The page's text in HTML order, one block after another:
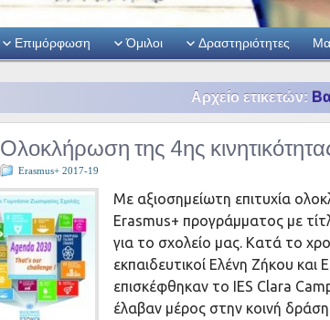
Επιμόρφωση Όμιλοι Δραστηριότητες
Αρχείο ετικετών:
Ολοκλήρωση της 4ης
Erasmus+ 2017-19
Με αξιοσημείωτη επιτυχία
Erasmus+ προγράμματος με
για το σχολείο μας. Kατά το
εκπαιδευτικοί Ελένη Ζήκου
επισκέφθηκαν το IES Clara
έλαβαν μέρος στην κοινή